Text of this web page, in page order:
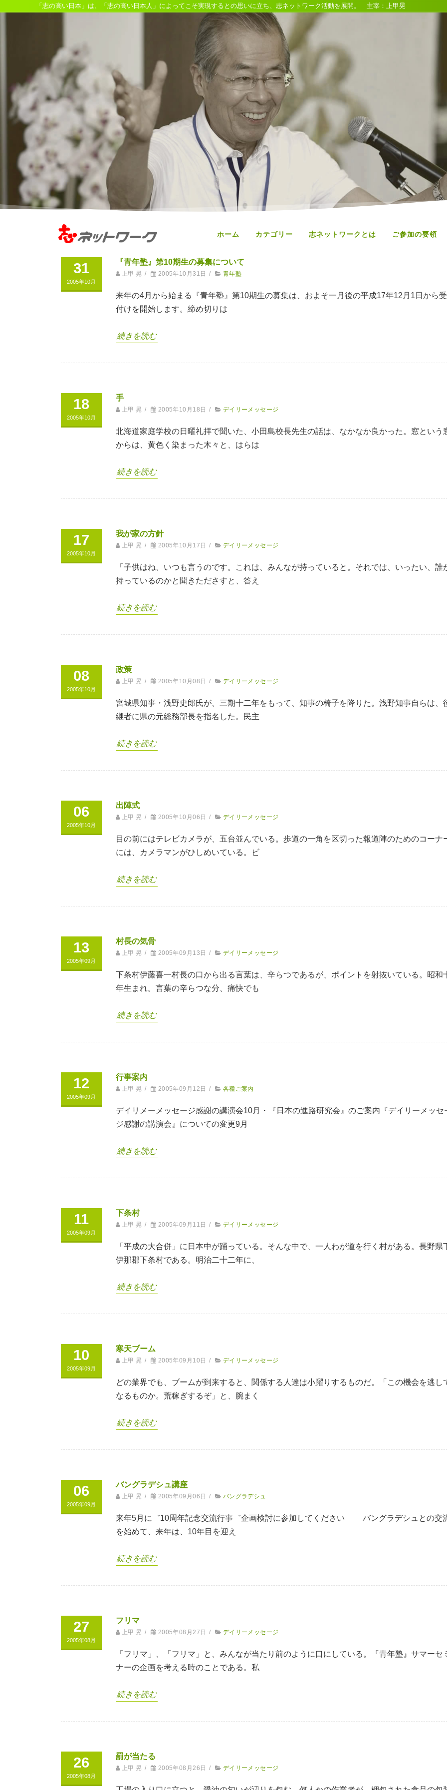
「志の高い日本」は、「志の高い日本人」によってこそ実現するとの思いに立ち、志ネットワーク活動を展開。 主宰：上甲晃
ホーム カテゴリー 志ネットワークとは ご参加の要領
31
2005年10月
『青年塾』第10期生の募集について
上甲 晃 / 2005年10月31日 / 青年塾
来年の4月から始まる『青年塾』第10期生の募集は、およそ一月後の平成17年12月1日から
付けを開始します。締め切りは
続きを読む
18
2005年10月
手
上甲 晃 / 2005年10月18日 / デイリーメッセージ
北海道家庭学校の日曜礼拝で聞いた、小田島校長先生の話は、なかなか良かった。窓という
からは、黄色く染まった木々と、はらは
続きを読む
17
2005年10月
我が家の方針
上甲 晃 / 2005年10月17日 / デイリーメッセージ
「子供はね、いつも言うのです。これは、みんなが持っていると。それでは、いったい、誰
持っているのかと聞きたださすと、答え
続きを読む
08
2005年10月
政策
上甲 晃 / 2005年10月08日 / デイリーメッセージ
宮城県知事・浅野史郎氏が、三期十二年をもって、知事の椅子を降りた。浅野知事自らは、
継者に県の元総務部長を指名した。民主
続きを読む
06
2005年10月
出陣式
上甲 晃 / 2005年10月06日 / デイリーメッセージ
目の前にはテレビカメラが、五台並んでいる。歩道の一角を区切った報道陣のためのコーナ
には、カメラマンがひしめいている。ビ
続きを読む
13
2005年09月
村長の気骨
上甲 晃 / 2005年09月13日 / デイリーメッセージ
下条村伊藤喜一村長の口から出る言葉は、辛らつであるが、ポイントを射抜いている。昭和
年生まれ。言葉の辛らつな分、痛快でも
続きを読む
12
2005年09月
行事案内
上甲 晃 / 2005年09月12日 / 各種ご案内
デイリメーメッセージ感謝の講演会10月・『日本の進路研究会』のご案内『デイリーメッセ
ジ感謝の講演会』についての変更9月
続きを読む
11
2005年09月
下条村
上甲 晃 / 2005年09月11日 / デイリーメッセージ
「平成の大合併」に日本中が踊っている。そんな中で、一人わが道を行く村がある。長野県
伊那郡下条村である。明治二十二年に、
続きを読む
10
2005年09月
寒天ブーム
上甲 晃 / 2005年09月10日 / デイリーメッセージ
どの業界でも、ブームが到来すると、関係する人達は小躍りするものだ。「この機会を逃し
なるものか。荒稼ぎするぞ」と、腕まく
続きを読む
06
2005年09月
バングラデシュ講座
上甲 晃 / 2005年09月06日 / バングラデシュ
来年5月に゛10周年記念交流行事゛企画検討に参加してください バングラデシュとの交
を始めて、来年は、10年目を迎え
続きを読む
27
2005年08月
フリマ
上甲 晃 / 2005年08月27日 / デイリーメッセージ
「フリマ」、「フリマ」と、みんなが当たり前のように口にしている。『青年塾』サマーセ
ナーの企画を考える時のことである。私
続きを読む
26
2005年08月
罰が当たる
上甲 晃 / 2005年08月26日 / デイリーメッセージ